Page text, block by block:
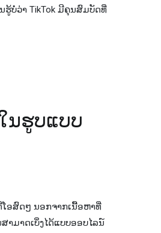
ຮູ້ບໍ່ວ່າ TikTok ມີຄຸນສົມບັດທີ່
ນ​ຮູບ​ແບບ
ໂອສົດໆ ນອກຈາກເນື້ອຫາທີ່
າມາດເບິ່ງໄດ້ແບບອອບໄລນ໌